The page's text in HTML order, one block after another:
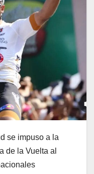
se impuso a la
de la Vuelta al